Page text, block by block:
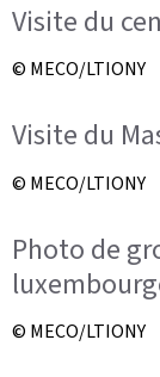
Visite du
© MECO/LTIONY
Visite du
© MECO/LTIONY
Photo de
© MECO/LTIONY